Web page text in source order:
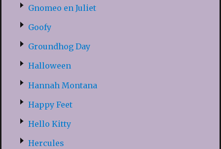
Gnomeo en Juliet
Goofy
Groundhog Day
Halloween
Hannah Montana
Happy Feet
Hello Kitty
Hercules